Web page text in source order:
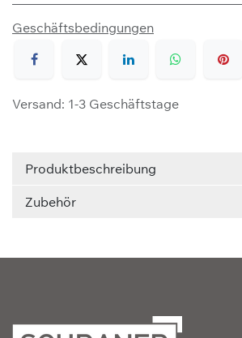
Geschäftsbedingungen
Versand: 1-3 Geschäftstage
Produktbeschreibung
Zubehör